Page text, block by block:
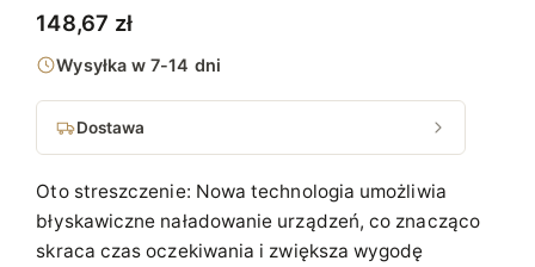
148,67 zł
Wysyłka w 7-14 dni
Dostawa
Oto streszczenie: Nowa technologia umożliwia
błyskawiczne naładowanie urządzeń, co znacząco
skraca czas oczekiwania i zwiększa wygodę